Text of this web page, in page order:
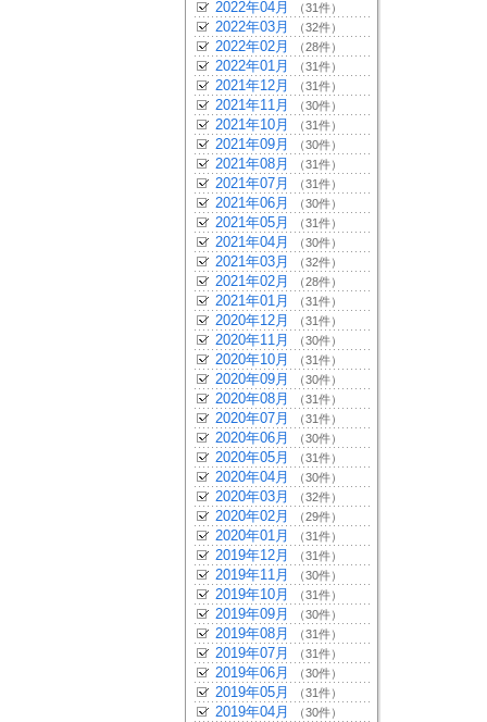
2022年04月 （31件）
2022年03月 （32件）
2022年02月 （28件）
2022年01月 （31件）
2021年12月 （31件）
2021年11月 （30件）
2021年10月 （31件）
2021年09月 （30件）
2021年08月 （31件）
2021年07月 （31件）
2021年06月 （30件）
2021年05月 （31件）
2021年04月 （30件）
2021年03月 （32件）
2021年02月 （28件）
2021年01月 （31件）
2020年12月 （31件）
2020年11月 （30件）
2020年10月 （31件）
2020年09月 （30件）
2020年08月 （31件）
2020年07月 （31件）
2020年06月 （30件）
2020年05月 （31件）
2020年04月 （30件）
2020年03月 （32件）
2020年02月 （29件）
2020年01月 （31件）
2019年12月 （31件）
2019年11月 （30件）
2019年10月 （31件）
2019年09月 （30件）
2019年08月 （31件）
2019年07月 （31件）
2019年06月 （30件）
2019年05月 （31件）
2019年04月 （30件）